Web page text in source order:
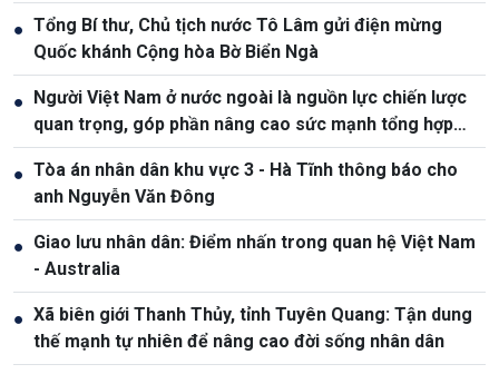
● Tổng Bí thư, Chủ tịch nước Tô Lâm gửi điện mừng
Quốc khánh Cộng hòa Bờ Biển Ngà
● Người Việt Nam ở nước ngoài là nguồn lực chiến lược
quan trọng, góp phần nâng cao sức mạnh tổng hợp
quốc gia
● Tòa án nhân dân khu vực 3 - Hà Tĩnh thông báo cho
anh Nguyễn Văn Đông
● Giao lưu nhân dân: Điểm nhấn trong quan hệ Việt Nam
- Australia
● Xã biên giới Thanh Thủy, tỉnh Tuyên Quang: Tận dung
thế mạnh tự nhiên để nâng cao đời sống nhân dân